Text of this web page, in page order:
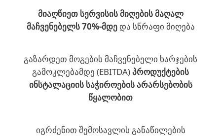
მიაღწიეთ სერვისის მიღების მაღალ
მაჩვენებელს 70%-მდედა სწრაფი მიღება
გაზარდეთ მოგების მაჩვენებელი ხარჯების
გამოკლებამდე (EBITDA)პროდუქტების
ინსტალაციის საჭიროების არარსებობის
წყალობით
იგრძენით შემოსავლის განაწილების